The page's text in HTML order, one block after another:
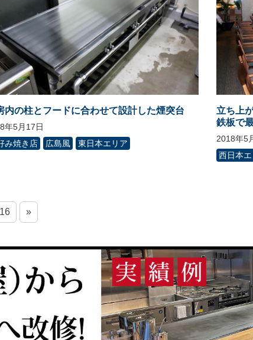
内の柱とフードに合わせて設計した煙突台
年5月17日
み焼き店
広島風 東日本エリア
立ち上
鉄板で
2018年5
西日本
16 »